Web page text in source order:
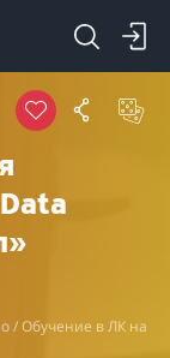
/ Обучение в ЛК на